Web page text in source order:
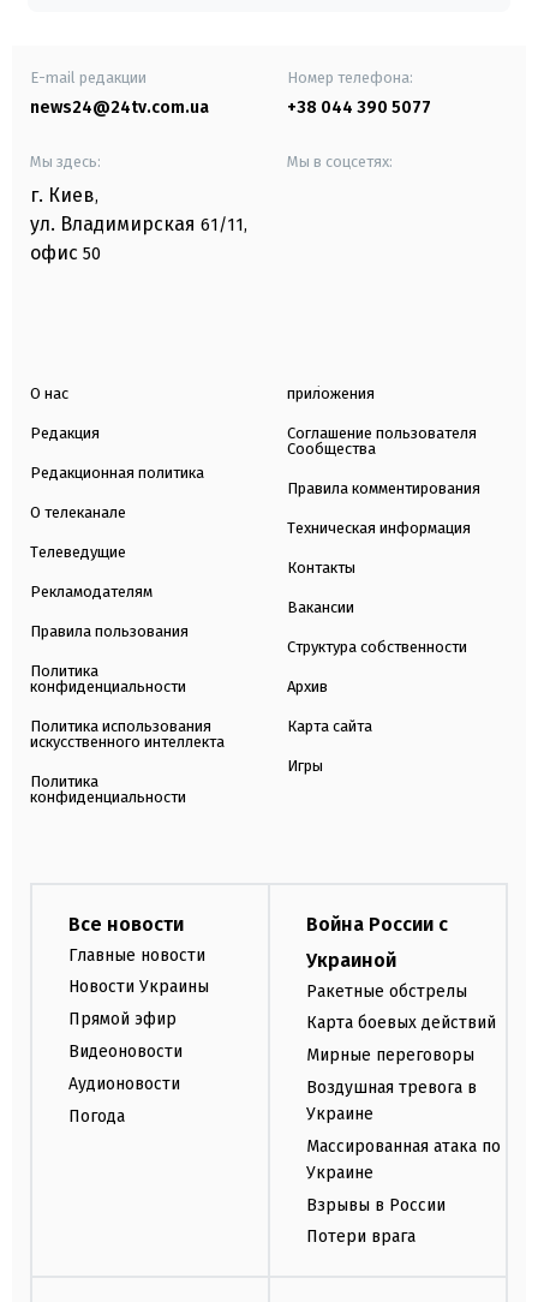
E-mail редакции
news24@24tv.com.ua
Номер телефона:
+38 044 390 5077
Мы здесь:
г. Киев,
ул. Владимирская 61/11,
офис 50
Мы в соцсетях:
О нас
Редакция
Редакционная политика
О телеканале
Телеведущие
Рекламодателям
Правила пользования
Политика
конфиденциальности
Политика использования
искусственного интеллекта
Политика
конфиденциальности
приложения
Соглашение пользователя
Сообщества
Правила комментирования
Техническая информация
Контакты
Вакансии
Структура собственности
Архив
Карта сайта
Игры
Все новости
Главные новости
Новости Украины
Прямой эфир
Видеоновости
Аудионовости
Погода
Война России с
Украиной
Ракетные обстрелы
Карта боевых действий
Мирные переговоры
Воздушная тревога в
Украине
Массированная атака по
Украине
Взрывы в России
Потери врага